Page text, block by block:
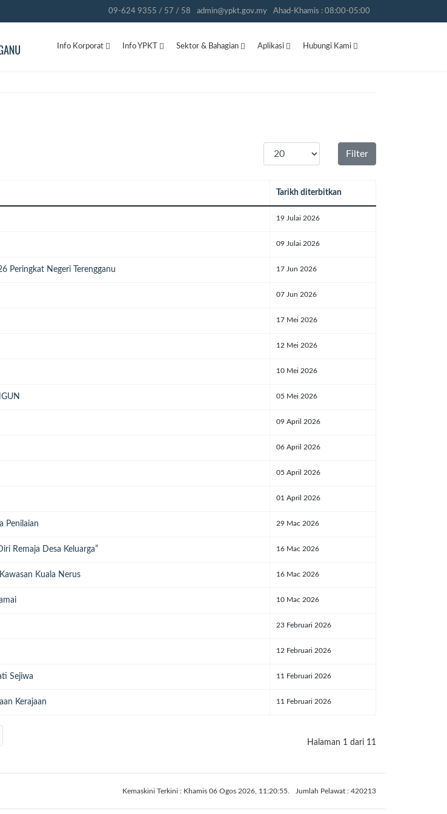
09-624 9355 / 57 / 58 admin@ypkt.gov.my Ahad-Khamis : 08:00-05:00
Info Korporat Info YPKT Sektor & Bahagian Aplikasi Hubungi Kami
Filter
Tarikh diterbitkan
19 Julai 2026
09 Julai 2026
Peringkat Negeri Terengganu 17 Jun 2026
07 Jun 2026
17 Mei 2026
12 Mei 2026
10 Mei 2026
05 Mei 2026
09 April 2026
06 April 2026
05 April 2026
01 April 2026
Penilaian 29 Mac 2026
Remaja Desa Keluarga” 16 Mac 2026
Kuala Nerus 16 Mac 2026
10 Mac 2026
23 Februari 2026
12 Februari 2026
Sejiwa 11 Februari 2026
Kerajaan 11 Februari 2026
Halaman 1 dari 11
Jumlah Pelawat : 420213
Kemaskini Terkini : Khamis 06 Ogos 2026, 11:20:55.